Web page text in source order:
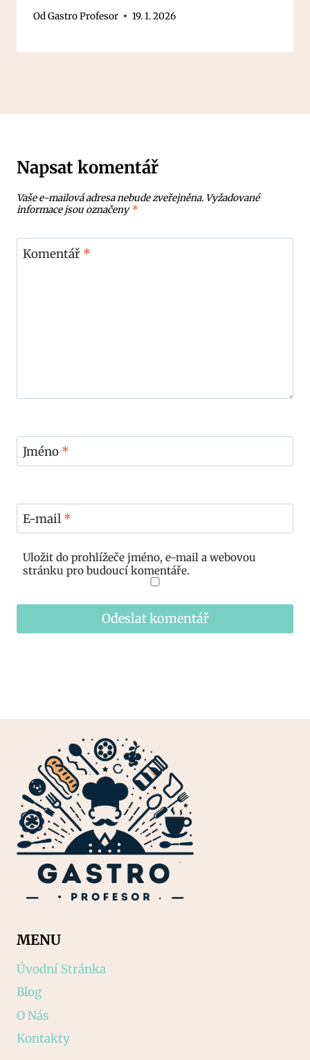
OdGastro Profesor 19. 1. 2026
Napsat komentář
Vaše e-mailová adresa nebude zveřejněna. Vyžadované
informace jsou označeny*
Komentář *
Jméno *
E-mail *
Uložit do prohlížeče jméno, e-mail a webovou
stránku pro budoucí komentáře.
MENU
Úvodní Stránka
Blog
O Nás
Kontakty